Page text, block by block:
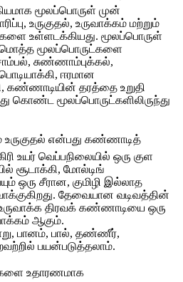
மூலப்பொருள் முன்
உருகுதல், உருவாக்கம் மற்றும்
உள்ளடக்கியது. மூலப்பொருள்
மூலப்பொருட்களை
சுண்ணாம்புக்கல்,
ஈரமான
கண்ணாடியின் தரத்தை உறுதி
கொண்ட மூலப்பொருட்களிலிருந்து
உருகுதல் என்பது கண்ணாடித்
உயர் வெப்பநிலையில் ஒரு குள
சூடாக்கி, மோல்டிங்
ஒரு சீரான, குமிழி இல்லாத
தேவையான வடிவத்தின்
திரவக் கண்ணாடியை ஒரு
ஆகும்.
பானம், பால், தண்ணீர்,
பயன்படுத்தலாம்.
உதாரணமாக